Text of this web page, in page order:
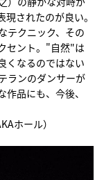
されたのが良い。
テクニック、その
セント。"自然"は
くなるのではない
ランのダンサーが
品にも、今後、
ホール）